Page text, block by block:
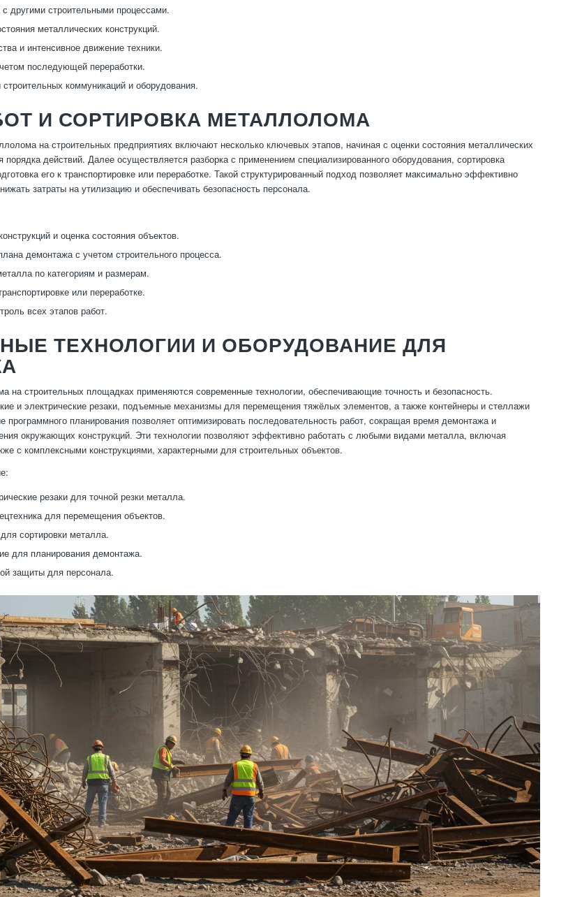
другими строительными процессами.
металлических конструкций.
и интенсивное движение техники.
последующей переработки.
строительных коммуникаций и оборудования.
И СОРТИРОВКА МЕТАЛЛОЛОМА
на строительных предприятиях включают несколько ключевых этапов, начиная с оценки состояния металлических
порядка действий. Далее осуществляется разборка с применением специализированного оборудования, сортировка
его к транспортировке или переработке. Такой структурированный подход позволяет максимально эффективно
затраты на утилизацию и обеспечивать безопасность персонала.
и оценка состояния объектов.
демонтажа с учетом строительного процесса.
по категориям и размерам.
или переработке.
всех этапов работ.
ТЕХНОЛОГИИ И ОБОРУДОВАНИЕ ДЛЯ
на строительных площадках применяются современные технологии, обеспечивающие точность и безопасность.
и электрические резаки, подъемные механизмы для перемещения тяжёлых элементов, а также контейнеры и стеллажи
программного планирования позволяет оптимизировать последовательность работ, сокращая время демонтажа и
окружающих конструкций. Эти технологии позволяют эффективно работать с любыми видами металла, включая
с комплексными конструкциями, характерными для строительных объектов.
резаки для точной резки металла.
для перемещения объектов.
сортировки металла.
для планирования демонтажа.
защиты для персонала.